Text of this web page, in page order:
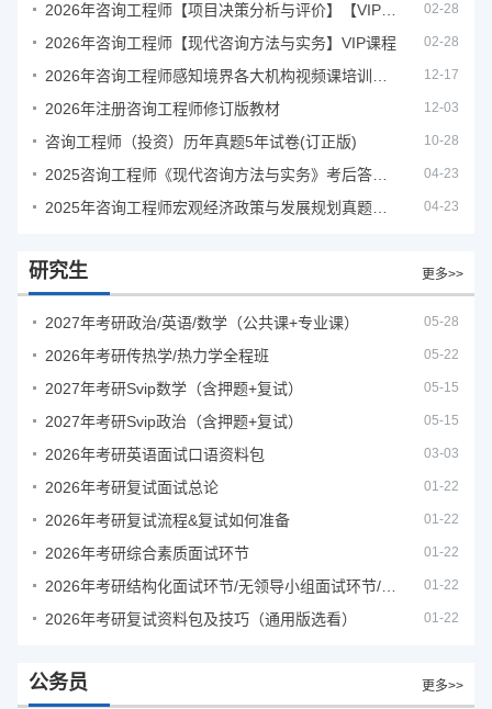
02-28
2026年咨询工程师【现代咨询方法与实务】VIP课程 02-28
12-17
2026年注册咨询工程师修订版教材 12-03
咨询工程师（投资）历年真题5年试卷(订正版) 10-28
04-23
04-23
研究生 更多>>
2027年考研政治/英语/数学（公共课+专业课） 05-28
2026年考研传热学/热力学全程班 05-22
2027年考研Svip数学（含押题+复试） 05-15
2027年考研Svip政治（含押题+复试） 05-15
2026年考研英语面试口语资料包 03-03
2026年考研复试面试总论 01-22
2026年考研复试流程&复试如何准备 01-22
2026年考研综合素质面试环节 01-22
01-22
2026年考研复试资料包及技巧（通用版选看） 01-22
公务员 更多>>